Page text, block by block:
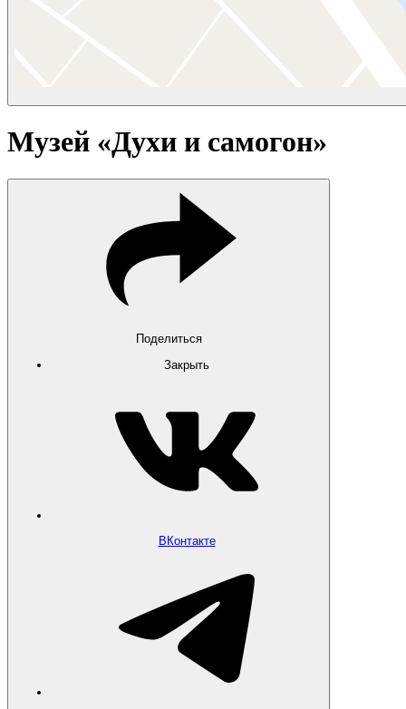
Музей «Духи и самогон»
Поделиться
Закрыть
ВКонтакте